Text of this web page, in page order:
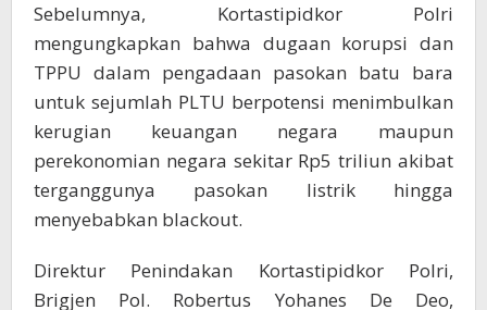
Sebelumnya, Kortastipidkor Polri
mengungkapkan bahwa dugaan korupsi dan
TPPU dalam pengadaan pasokan batu bara
untuk sejumlah PLTU berpotensi menimbulkan
kerugian keuangan negara maupun
perekonomian negara sekitar Rp5 triliun akibat
terganggunya pasokan listrik hingga
menyebabkan blackout.
Direktur Penindakan Kortastipidkor Polri,
Brigjen Pol. Robertus Yohanes De Deo,